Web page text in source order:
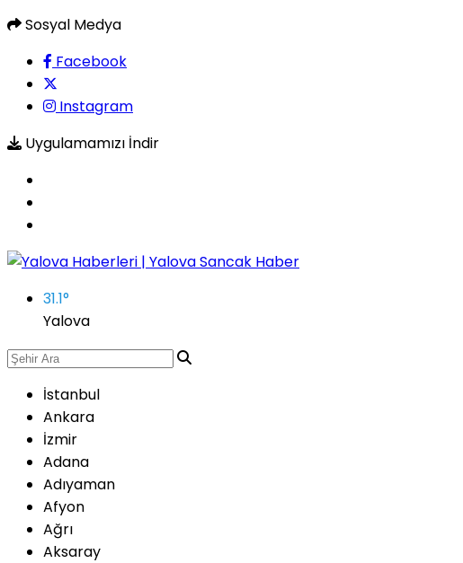
Sosyal Medya
Facebook
Instagram
Uygulamamızı İndir
31.1°
Yalova
İstanbul
Ankara
İzmir
Adana
Adıyaman
Afyon
Ağrı
Aksaray